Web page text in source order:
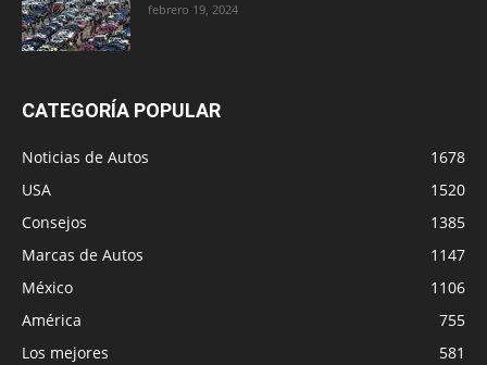
febrero 19, 2024
CATEGORÍA POPULAR
Noticias de Autos
1678
USA
1520
Consejos
1385
Marcas de Autos
1147
México
1106
América
755
Los mejores
581